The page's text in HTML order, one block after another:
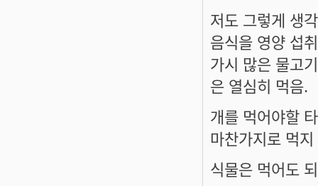
저도 그렇게 생
음식을 영양 섭
가시 많은 물고
은 열심히 먹음.
개를 먹어야할
마찬가지로 먹
식물은 먹어도